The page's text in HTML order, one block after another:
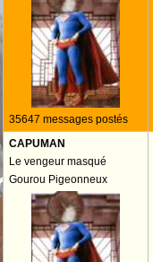
35647 messages postés
CAPUMAN
Le vengeur masqué
Gourou Pigeonneux